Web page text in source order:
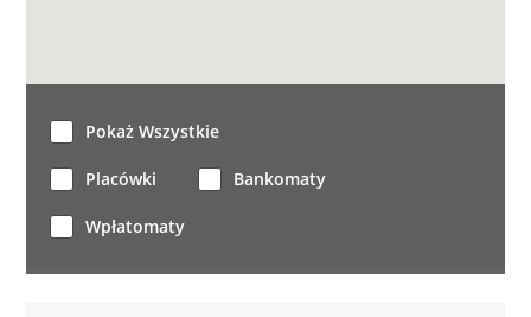
Pokaż Wszystkie
Placówki Bankomaty
Wpłatomaty